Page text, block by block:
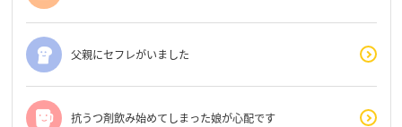
父親にセフレがいました
抗うつ剤飲み始めてしまった娘が心配です